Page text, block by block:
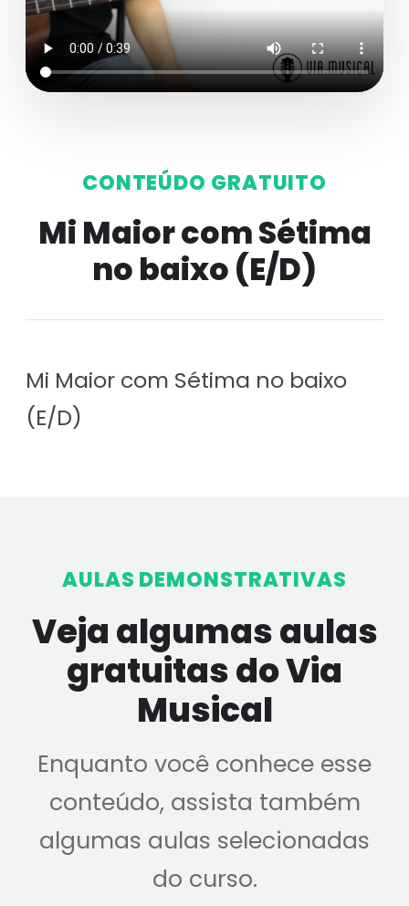
CONTEÚDO GRATUITO
Mi Maior com Sétima
no baixo (E/D)
Mi Maior com Sétima no baixo
(E/D)
AULAS DEMONSTRATIVAS
Veja algumas aulas
gratuitas do Via
Musical
Enquanto você conhece esse
conteúdo, assista também
algumas aulas selecionadas
do curso.